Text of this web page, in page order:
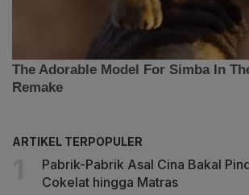
ARTIKEL TERPOPULER
Pabrik-Pabrik Asal Cina Bakal
Cokelat hingga Matras